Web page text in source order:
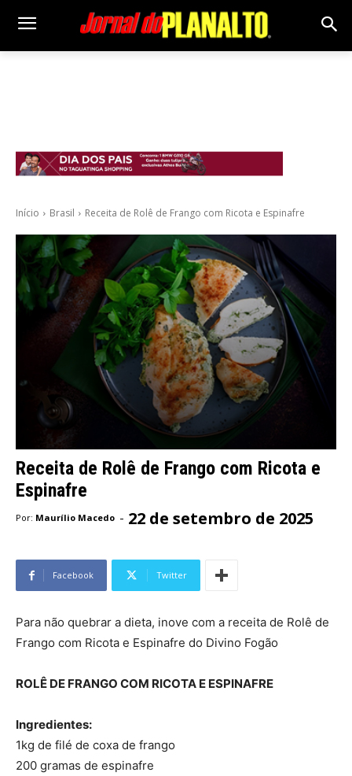
Início Brasil Receita de Rolê de Frango com Ricota e Espinafre
Receita de Rolê de Frango com Ricota e
Espinafre
Por: Maurílio Macedo - 22 de setembro de 2025
Facebook Twitter
Para não quebrar a dieta, inove com a receita de Rolê de
Frango com Ricota e Espinafre do Divino Fogão
ROLÊ DE FRANGO COM RICOTA E ESPINAFRE
Ingredientes:
1kg de filé de coxa de frango
200 gramas de espinafre